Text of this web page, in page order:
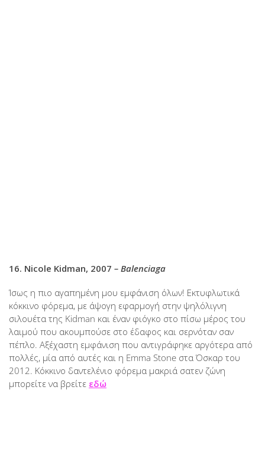
16. Nicole Kidman, 2007 – Balenciaga
Ίσως η πιο αγαπημένη μου εμφάνιση όλων! Εκτυφλωτικά
κόκκινο φόρεμα, με άψογη εφαρμογή στην ψηλόλιγνη
σιλουέτα της Kidman και έναν φιόγκο στο πίσω μέρος του
λαιμού που ακουμπούσε στο έδαφος και σερνόταν σαν
πέπλο. Αξέχαστη εμφάνιση που αντιγράφηκε αργότερα από
πολλές, μία από αυτές και η Emma Stone στα Όσκαρ του
2012. Κόκκινο δαντελένιο φόρεμα μακριά σατεν ζώνη
μπορείτε να βρείτε εδώ